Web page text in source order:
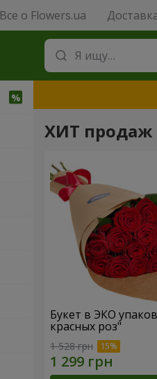
Все о Flowers.ua
ХИТ продаж
Букет в ЭКО
красных роз"
1 528 грн